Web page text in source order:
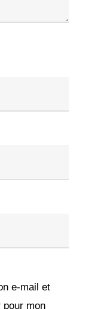
e-mail et
pour mon